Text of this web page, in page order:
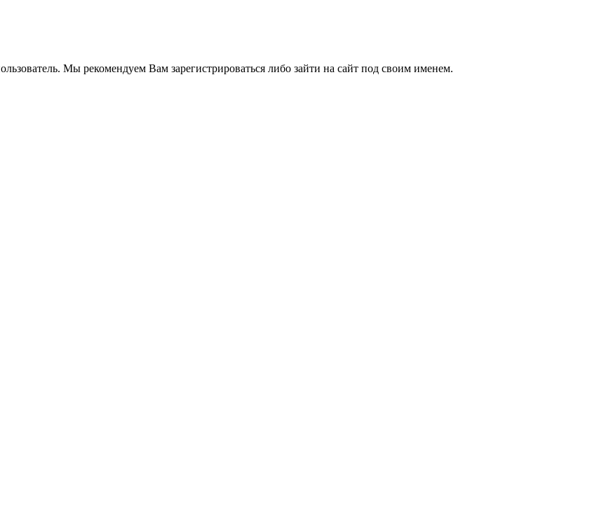
Мы рекомендуем Вам зарегистрироваться либо зайти на сайт под своим именем.